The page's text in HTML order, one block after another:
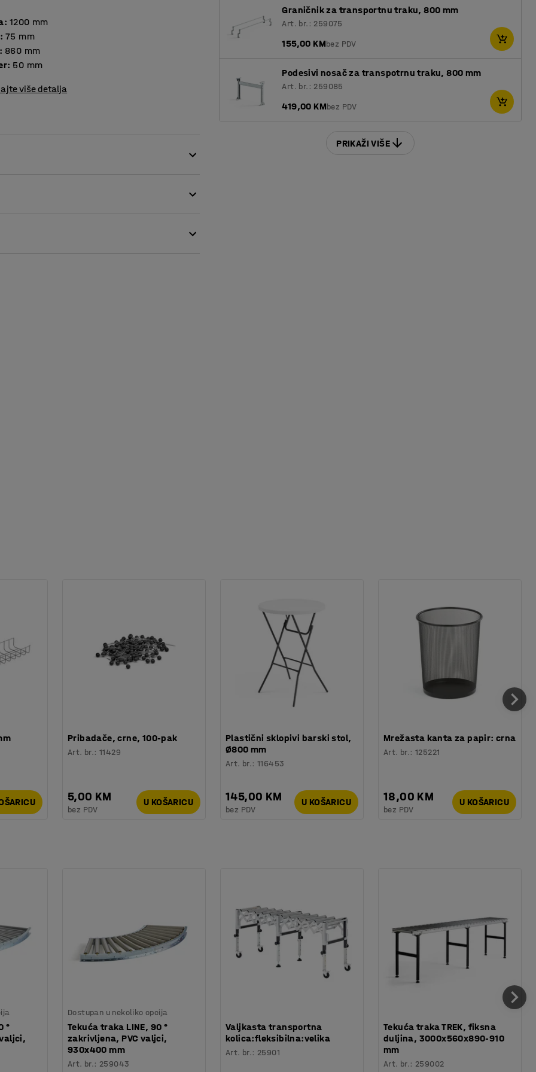
: 1200 mm
: 75 mm
: 860 mm
: 50 mm
više detalja
se odnosi na ravnomjerno raspoređeni
Graničnik za transportnu traku, 800 mm
Art. br.: 259075
155,00 KMbez PDV
Podesivi nosač za transpotrnu traku, 800 mm
Art. br.: 259085
419,00 KMbez PDV
PRIKAŽI VIŠE
Pribadače, crne, 100-pak
Art. br.:11429
5,00 KM
bez PDV
U KOŠARICU
Plastični sklopivi barski stol,
Ø800 mm
Art. br.:116453
145,00 KM
bez PDV
U KOŠARICU
Mrežasta kanta za papir: crna
Art. br.:125221
18,00 KM
bez PDV
U KOŠARICU
°
Dostupan u nekoliko opcija
Tekuća traka LINE, 90 °
zakrivljena, PVC valjci,
930x400 mm
Art. br.: 259043
Valjkasta transportna
kolica:fleksibilna:velika
Art. br.: 25901
Tekuća traka TREK, fiksna
duljina, 3000x560x890-910
mm
Art. br.: 259002